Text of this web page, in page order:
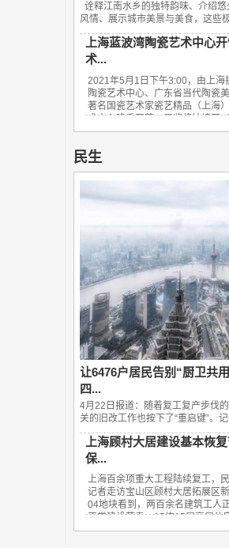
诠释江南水乡的独特韵味、介绍
风情、展示城市美景与美食，这些
上海蓝波湾陶瓷艺术中心
术...
2021年5月1日下午3:00，由上海
陶瓷艺术中心、广东省当代陶瓷
著名国瓷艺术家瓷艺精品（上海
术中心隆重开幕，展览将持续至5
民生
让6476户居民告别“厨卫共
四...
4月22日报道：随着复工复产步伐
关的旧改工作也按下了“重启键”。
上海顾村大居建设基本恢
保...
上海百余项重大工程陆续复工，
记者走访宝山区顾村大居拓展区
04地块看到，两百余名建筑工人
正常建设节奏。15栋15层高层住